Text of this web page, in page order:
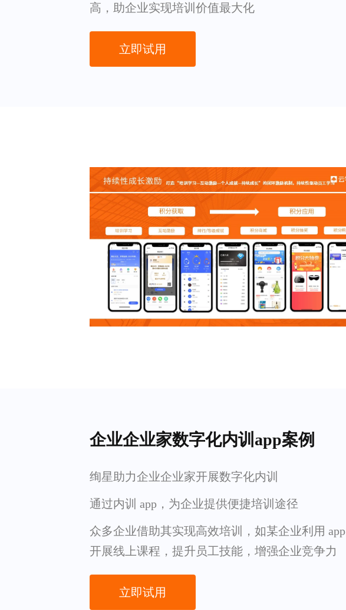
高，助企业实现培训价值最大化
立即试用
企业企业家数字化内训app案例
绚星助力企业企业家开展数字化内训
通过内训 app，为企业提供便捷培训途径
众多企业借助其实现高效培训，如某企业利用 app
开展线上课程，提升员工技能，增强企业竞争力
立即试用